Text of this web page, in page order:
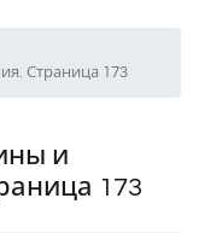
Страница 173
и
173